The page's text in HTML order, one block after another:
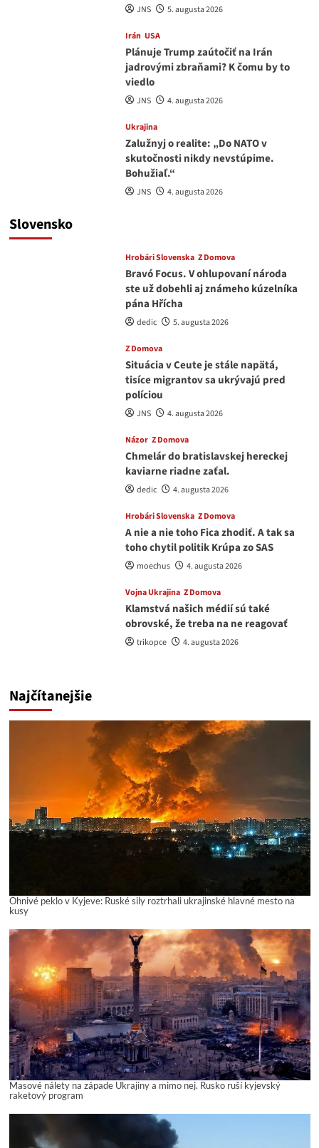
JNS 5. augusta 2026
Irán USA
Plánuje Trump zaútočiť na Irán
jadrovými zbraňami? K čomu by to
viedlo
JNS 4. augusta 2026
Ukrajina
Zalužnyj o realite: „Do NATO v
skutočnosti nikdy nevstúpime.
Bohužiaľ.“
JNS 4. augusta 2026
Slovensko
Hrobári Slovenska Z Domova
Bravó Focus. V ohlupovaní národa
ste už dobehli aj známeho kúzelníka
pána Hřícha
dedic 5. augusta 2026
Z Domova
Situácia v Ceute je stále napätá,
tisíce migrantov sa ukrývajú pred
políciou
JNS 4. augusta 2026
Názor Z Domova
Chmelár do bratislavskej hereckej
kaviarne riadne zaťal.
dedic 4. augusta 2026
Hrobári Slovenska Z Domova
A nie a nie toho Fica zhodiť. A tak sa
toho chytil politik Krúpa zo SAS
moechus 4. augusta 2026
Vojna Ukrajina Z Domova
Klamstvá našich médií sú také
obrovské, že treba na ne reagovať
trikopce 4. augusta 2026
Najčítanejšie
Ohnivé peklo v Kyjeve: Ruské sily roztrhali ukrajinské hlavné mesto na
kusy
Masové nálety na západe Ukrajiny a mimo nej. Rusko ruší kyjevský
raketový program